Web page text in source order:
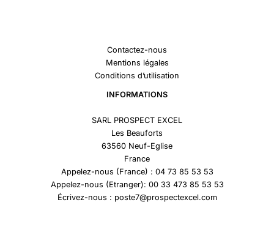
Contactez-nous
Mentions légales
Conditions d’utilisation
INFORMATIONS
SARL PROSPECT EXCEL
Les Beauforts
63560 Neuf-Eglise
France
Appelez-nous (France) : 04 73 85 53 53
Appelez-nous (Etranger): 00 33 473 85 53 53
Écrivez-nous : poste7@prospectexcel.com